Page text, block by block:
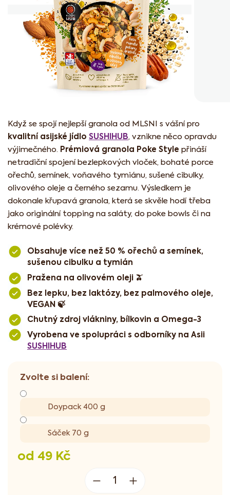
od 49 Kč
Doypack 400 g
Sáček 70 g
Když se spojí nejlepší granola od MLSNI s vášní pro
kvalitní asijské jídlo SUSHIHUB, vznikne něco opravdu
výjimečného. Prémiová granola Poke Style přináší
netradiční spojení bezlepkových vloček, bohaté porce
ořechů, semínek, voňavého tymiánu, sušené cibulky,
olivového oleje a černého sezamu. Výsledkem je
dokonale křupavá granola, která se skvěle hodí třeba
jako originální topping na saláty, do poke bowls či na
krémové polévky.
Obsahuje více než 50 % ořechů a semínek,
sušenou cibulku a tymián
Pražena na olivovém oleji 🫒
Bez lepku, bez laktózy, bez palmového oleje,
VEGAN 🍃
Chutný zdroj vlákniny, bílkovin a Omega-3
Vyrobena ve spolupráci s odborníky na Asii
SUSHIHUB